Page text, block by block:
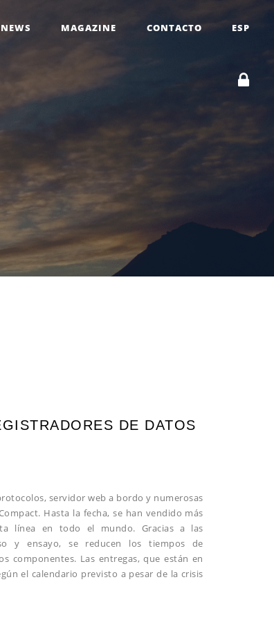
NEWS MAGAZINE CONTACTO ESP
DE DATOS
servidor web a bordo y numerosas
Hasta la fecha, se han vendido más
línea en todo el mundo. Gracias a las
y ensayo, se reducen los tiempos de
componentes. Las entregas, que están en
el calendario previsto a pesar de la crisis